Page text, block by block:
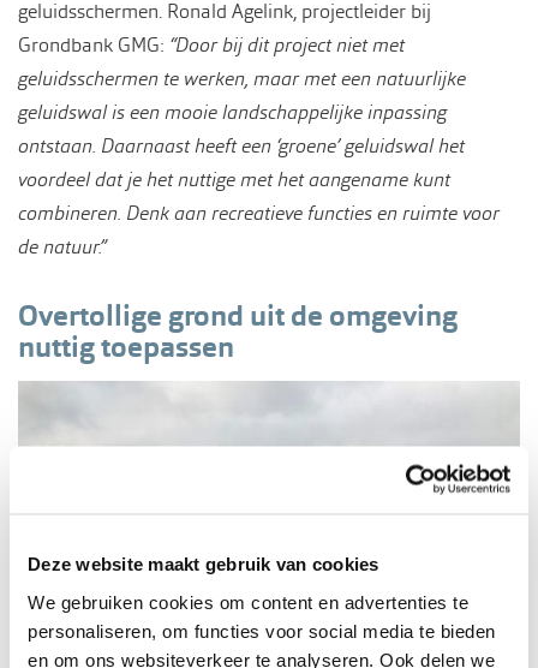
Deze website maakt gebruik van cookies
We gebruiken cookies om content en advertenties te
personaliseren, om functies voor social media te bieden
en om ons websiteverkeer te analyseren. Ook delen we
geluidsschermen. Ronald Agelink, projectleider bij
Grondbank GMG: “Door bij dit project niet met
geluidsschermen te werken, maar met een natuurlijke
geluidswal is een mooie landschappelijke inpassing
ontstaan. Daarnaast heeft een ‘groene’ geluidswal het
voordeel dat je het nuttige met het aangename kunt
combineren. Denk aan recreatieve functies en ruimte voor
de natuur.”
Overtollige grond uit de omgeving
nuttig toepassen